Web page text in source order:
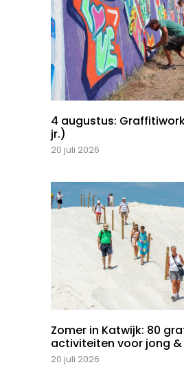
4 augustus:
jr.)
20 juli 2026
Zomer in Katwijk: 80
activiteiten voor jong
20 juli 2026